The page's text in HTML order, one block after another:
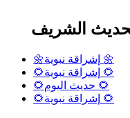
الشريف
🌼إشراقة نبوية 🌼
🌻إشراقة نبوية 🌻
🌻حديث اليوم 🌻
🌻إشراقة نبوية 🌻